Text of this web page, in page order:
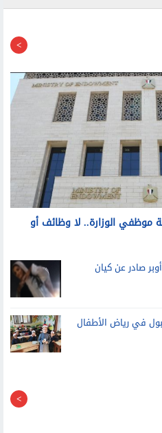
موظفي الوزارة.. لا وظائف أو
صادر عن كيان